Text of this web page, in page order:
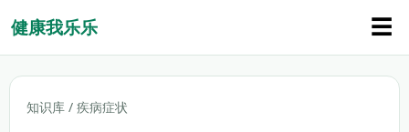
健康我乐乐 ☰
知识库 / 疾病症状